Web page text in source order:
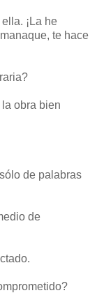
¡La he
te hace
obra bien
de palabras
de